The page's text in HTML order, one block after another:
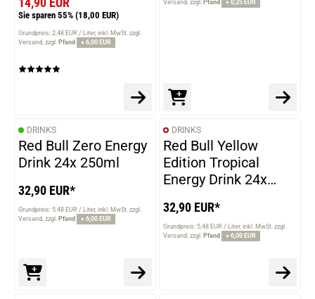
250ml MHD 22-01-
2026
Sie sparen 55% (18,00 EUR)
Grundpreis: 2,48 EUR / Liter inkl. MwSt. zzgl.
Versand zzgl. Pfand + 6,00 EUR
Versand zzgl. Pfand + 0,25 EUR
DRINKS
Red Bull Zero Energy
Drink 24x 250ml
32,90 EUR*
Grundpreis: 5,48 EUR / Liter inkl. MwSt. zzgl.
Versand zzgl. Pfand + 6,00 EUR
DRINKS
Red Bull Yellow
Edition Tropical
Energy Drink 24x
32,90 EUR*
Grundpreis: 5,48 EUR / Liter inkl. MwSt. zzgl.
Versand zzgl. Pfand + 6,00 EUR